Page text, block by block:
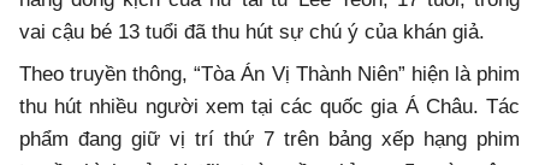
vai cậu bé 13 tuổi đã thu hút sự chú ý của khán giả.
Theo truyền thông, “Tòa Án Vị Thành Niên” hiện là phim
thu hút nhiều người xem tại các quốc gia Á Châu. Tác
phẩm đang giữ vị trí thứ 7 trên bảng xếp hạng phim